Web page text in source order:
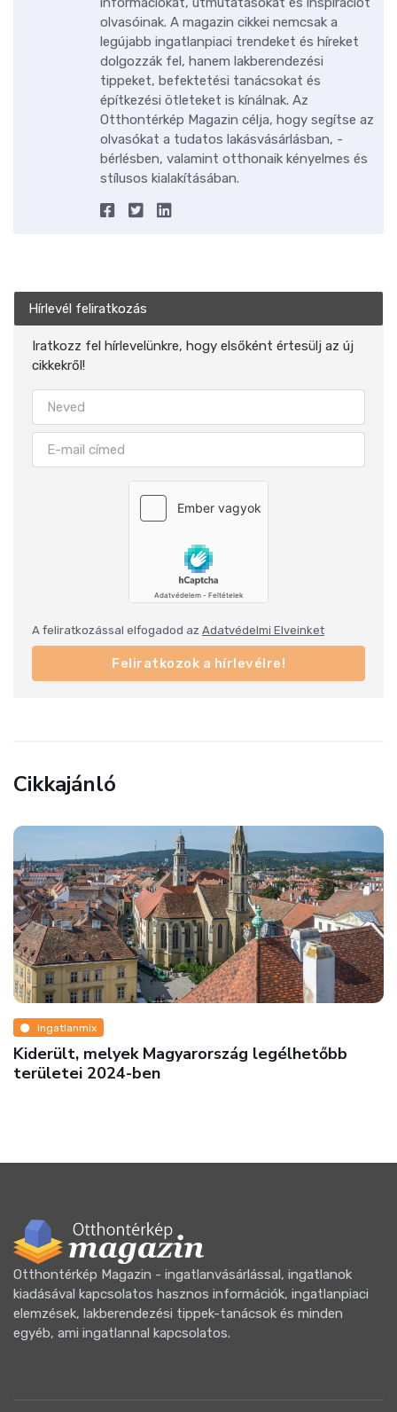
olvasóinak. A magazin cikkei nemcsak a
legújabb ingatlanpiaci trendeket és híreket
dolgozzák fel, hanem lakberendezési
tippeket, befektetési tanácsokat és
építkezési ötleteket is kínálnak. Az
Otthontérkép Magazin célja, hogy segítse az
olvasókat a tudatos lakásvásárlásban, -
bérlésben, valamint otthonaik kényelmes és
stílusos kialakításában.
Hírlevél feliratkozás
Iratkozz fel hírlevelünkre, hogy elsőként értesülj az új
cikkekről!
A feliratkozással elfogadod az Adatvédelmi Elveinket
Feliratkozok a hírlevélre!
Cikkajánló
Ingatlanmix
Lakást vennél? Így spórolhatsz 85 MILLIÓ
forintot – Mutatjuk a titkos szuperkombót,
Otthontérkép Magazin - ingatlanvásárlással, ingatlanok
kiadásával kapcsolatos hasznos információk, ingatlanpiaci
elemzések, lakberendezési tippek-tanácsok és minden
egyéb, ami ingatlannal kapcsolatos.